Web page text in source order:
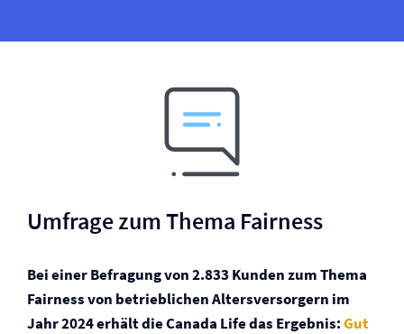
Umfrage zum Thema Fairness
Bei einer Befragung von 2.833 Kunden zum Thema
Fairness von betrieblichen Altersversorgern im
Jahr 2024 erhält die Canada Life das Ergebnis:Gut